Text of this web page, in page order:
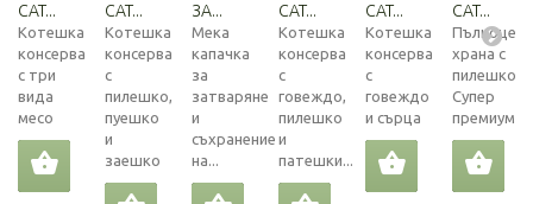
CAT...
Котешка
консерва
с три
вида
месо
CAT...
Котешка
консерва
с
пилешко,
пуешко
и
заешко
ЗА...
Мека
капачка
за
затваряне
и
съхранение
на...
CAT...
Котешка
консерва
с
говеждо,
пилешко
и
патешки...
CAT...
Котешка
консерва
с
говеждо
и сърца
CAT...
храна с
пилешко.
Супер
премиум...